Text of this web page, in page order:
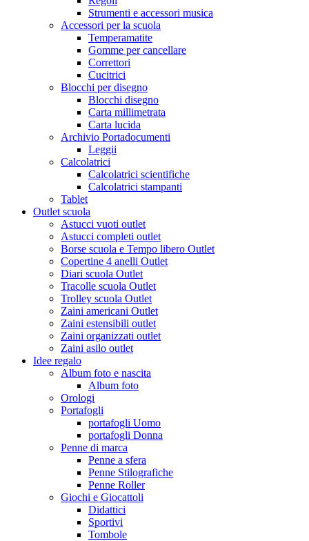
Strumenti e accessori musica
Accessori per la scuola
Temperamatite
Gomme per cancellare
Correttori
Cucitrici
Blocchi per disegno
Blocchi disegno
Carta millimetrata
Carta lucida
Archivio Portadocumenti
Leggii
Calcolatrici
Calcolatrici scientifiche
Calcolatrici stampanti
Tablet
Outlet scuola
Astucci vuoti outlet
Astucci completi outlet
Borse scuola e Tempo libero Outlet
Copertine 4 anelli Outlet
Diari scuola Outlet
Tracolle scuola Outlet
Trolley scuola Outlet
Zaini americani Outlet
Zaini estensibili outlet
Zaini organizzati outlet
Zaini asilo outlet
Idee regalo
Album foto e nascita
Album foto
Orologi
Portafogli
portafogli Uomo
portafogli Donna
Penne di marca
Penne a sfera
Penne Stilografiche
Penne Roller
Giochi e Giocattoli
Didattici
Sportivi
Tombole